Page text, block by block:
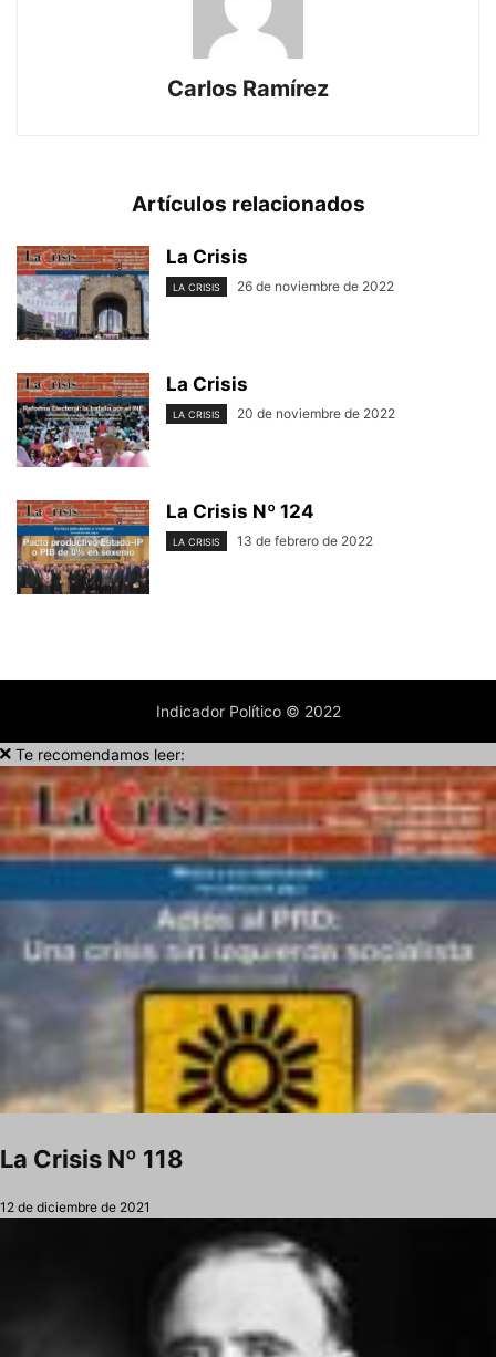
Carlos Ramírez
Artículos relacionados
La Crisis
LA CRISIS 26 de noviembre de 2022
La Crisis
LA CRISIS 20 de noviembre de 2022
La Crisis Nº 124
LA CRISIS 13 de febrero de 2022
Indicador Político © 2022
Te recomendamos leer:
La Crisis Nº 118
12 de diciembre de 2021